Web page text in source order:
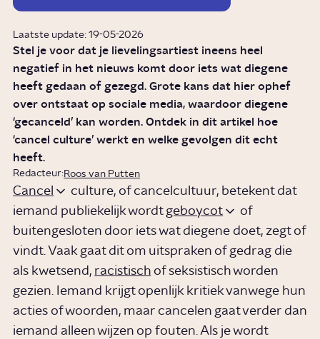
Laatste update: 19-05-2026
Stel je voor dat je lievelingsartiest ineens heel
negatief in het nieuws komt door iets wat diegene
heeft gedaan of gezegd. Grote kans dat hier ophef
over ontstaat op sociale media, waardoor diegene
‘gecanceld’ kan worden. Ontdek in dit artikel hoe
‘cancel culture’ werkt en welke gevolgen dit echt
heeft.
Redacteur:Roos van Putten
Cancel
culture, of cancelcultuur, betekent dat
iemand publiekelijk wordt geboycot
of
buitengesloten door iets wat diegene doet, zegt of
vindt. Vaak gaat dit om uitspraken of gedrag die
als kwetsend, racistisch of seksistisch worden
gezien. Iemand krijgt openlijk kritiek vanwege hun
acties of woorden, maar cancelen gaat verder dan
iemand alleen wijzen op fouten. Als je wordt